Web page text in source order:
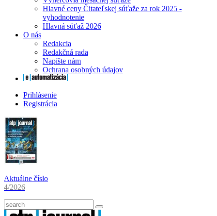
Hlavné ceny Čitateľskej súťaže za rok 2025 -
vyhodnotenie
Hlavná súťaž 2026
O nás
Redakcia
Redakčná rada
Napíšte nám
Ochrana osobných údajov
Prihlásenie
Registrácia
Aktuálne číslo
4/2026